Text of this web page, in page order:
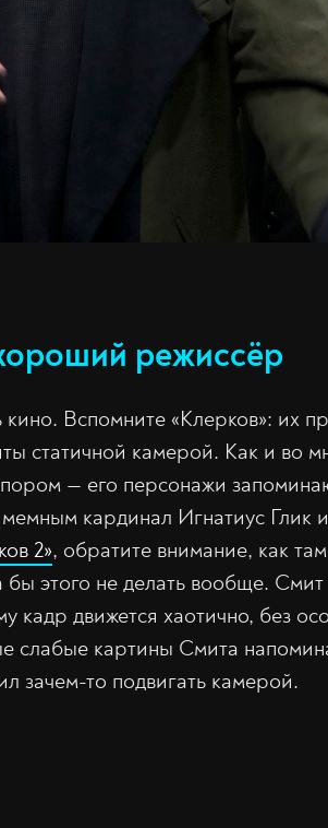
режиссёр
Вспомните «Клерков»: их
статичной камерой. Как и во
— его персонажи
кардинал Игнатиус Глик
2», обратите внимание, как там
этого не делать вообще. Смит
кадр движется хаотично, без
слабые картины Смита
зачем-то подвигать камерой.